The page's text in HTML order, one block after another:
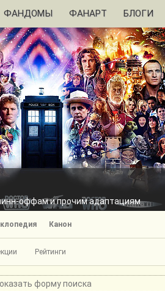
ФАНДОМЫ ФАНАРТ БЛОГИ
оффам и прочим адаптациям
Канон
Рейтинги
форму поиска